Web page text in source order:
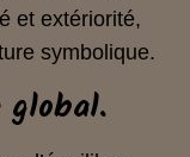
et extériorité,
symbolique.